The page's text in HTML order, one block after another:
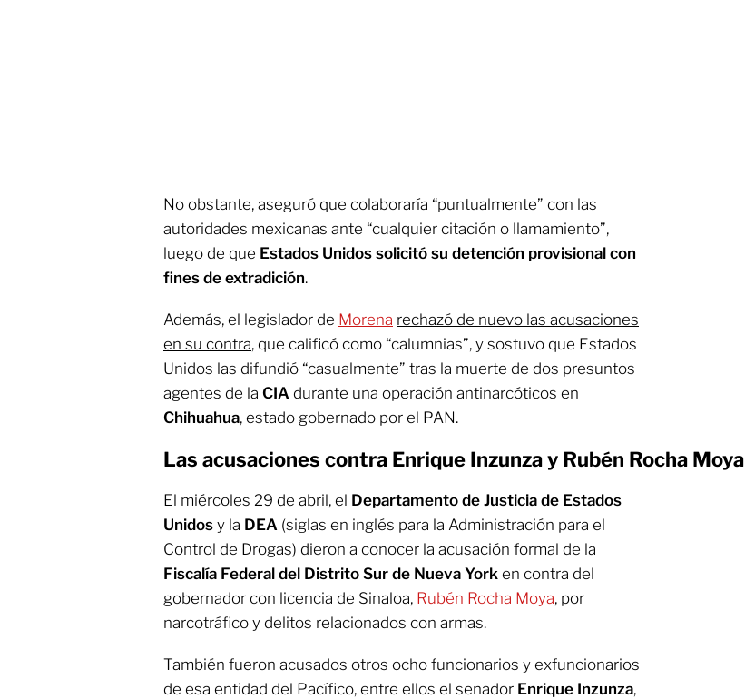
No obstante, aseguró que colaboraría “puntualmente” con las
autoridades mexicanas ante “cualquier citación o llamamiento”,
luego de que Estados Unidos solicitó su detención provisional con
fines de extradición.
Además, el legislador de Morena rechazó de nuevo las acusaciones
en su contra, que calificó como “calumnias”, y sostuvo que Estados
Unidos las difundió “casualmente” tras la muerte de dos presuntos
agentes de la CIA durante una operación antinarcóticos en
Chihuahua, estado gobernado por el PAN.
Las acusaciones contra Enrique Inzunza y Rubén Rocha Moya
El miércoles 29 de abril, el Departamento de Justicia de Estados
Unidos y la DEA (siglas en inglés para la Administración para el
Control de Drogas) dieron a conocer la acusación formal de la
Fiscalía Federal del Distrito Sur de Nueva York en contra del
gobernador con licencia de Sinaloa, Rubén Rocha Moya, por
narcotráfico y delitos relacionados con armas.
También fueron acusados otros ocho funcionarios y exfuncionarios
de esa entidad del Pacífico, entre ellos el senador Enrique Inzunza,